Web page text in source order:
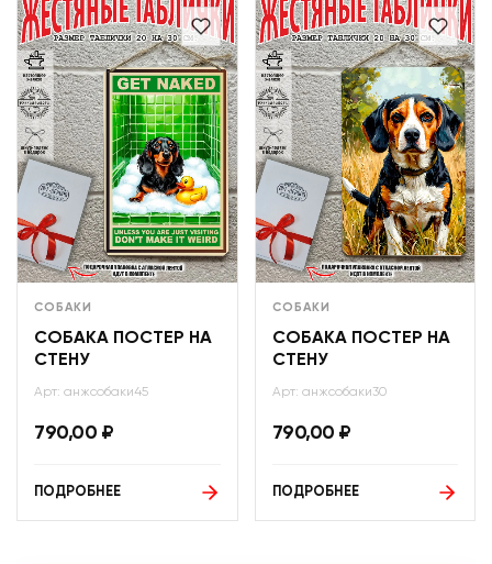
СОБАКИ
СОБАКА ПОСТЕР НА
СТЕНУ
Арт: анжсобаки45
790,00 ₽
ПОДРОБНЕЕ
СОБАКИ
СОБАКА ПОСТЕР НА
СТЕНУ
Арт: анжсобаки30
790,00 ₽
ПОДРОБНЕЕ